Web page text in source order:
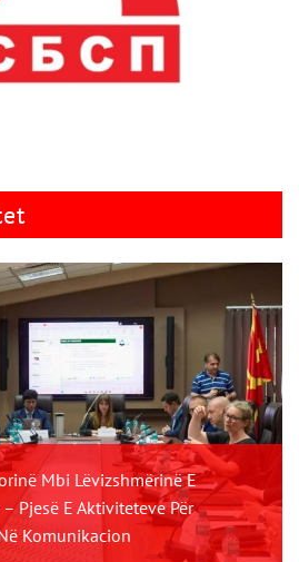
Mbi Lëvizshmërinë E
Pjesë E Aktiviteteve Për
Komunikacion